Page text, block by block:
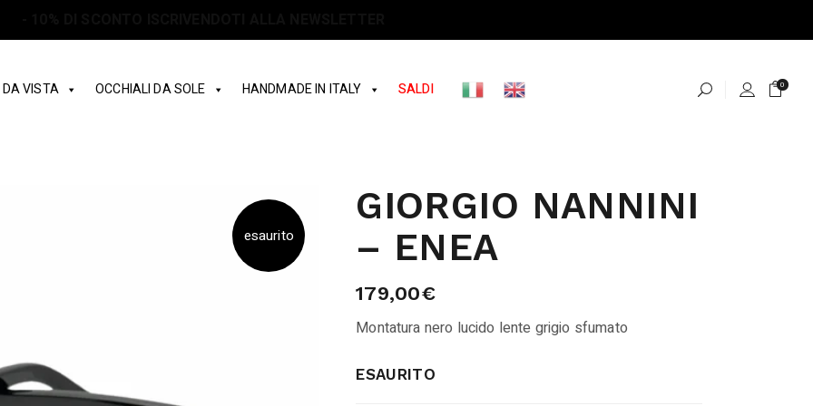
VISTA OCCHIALI DA SOLE HANDMADE IN ITALY SALDI 0
esaurito
GIORGIO NANNINI
– ENEA
179,00€
Montatura nero lucido lente grigio sfumato
ESAURITO